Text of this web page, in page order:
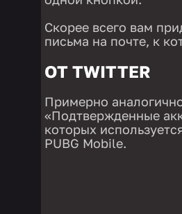
Скорее всего вам
письма на почте, к
ОТ TWITTER
Примерно
«Подтвержденные
которых
PUBG Mobile.